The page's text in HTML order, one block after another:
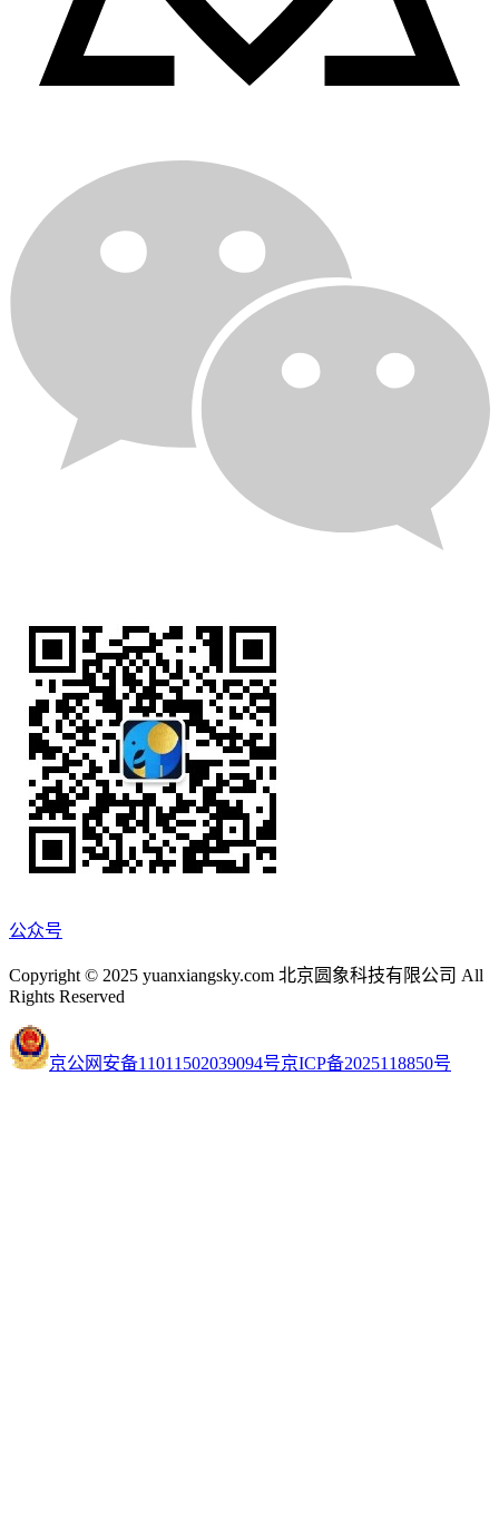
公众号
Copyright © 2025 yuanxiangsky.com 北京圆象科技有限公司 All
Rights Reserved
京公网安备11011502039094号京ICP备2025118850号